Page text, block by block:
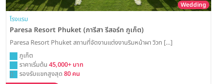
Wedding
โรงแรม
Paresa Resort Phuket (ภารีสา รีสอร์ท ภูเก็ต)
Paresa Resort Phuket สถานที่จัดงานแต่งงานริมหน้าผา วิวท […]
ภูเก็ต
ราคาเริ่มต้น 45,000+ บาท
รองรับแขกสูงสุด 80 คน